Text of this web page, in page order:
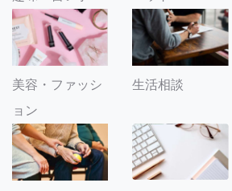
美容・ファッシ
ョン
生活相談